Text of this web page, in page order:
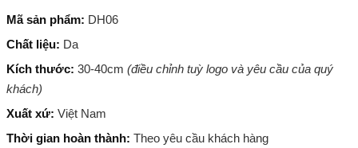
Mã sản phẩm: DH06
Chất liệu: Da
Kích thước: 30-40cm (điều chỉnh tuỳ logo và yêu cầu của quý
khách)
Xuất xứ: Việt Nam
Thời gian hoàn thành: Theo yêu cầu khách hàng